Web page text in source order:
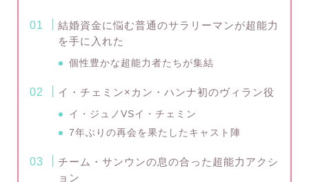
結婚資金に悩む普通のサラリーマンが超能力
を手に入れた
個性豊かな超能力者たちが集結
イ・チェミン×カン・ハンナ初のヴィラン役
イ・ジュノVSイ・チェミン
7年ぶりの再会を果たしたキャスト陣
チーム・サンウンの息の合った超能力アクシ
ョン